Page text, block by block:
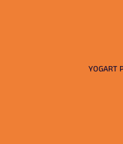
YOGART